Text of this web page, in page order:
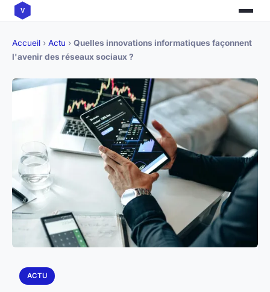
Accueil › Actu › Quelles innovations informatiques façonnent
l'avenir des réseaux sociaux ?
ACTU